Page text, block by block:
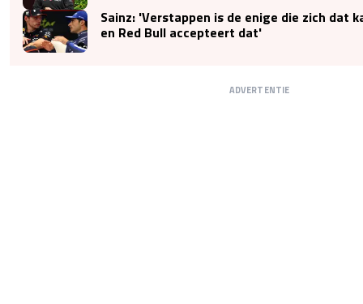
Sainz: 'Verstappen is de enige die zich dat
en Red Bull accepteert dat'
ADVERTENTIE